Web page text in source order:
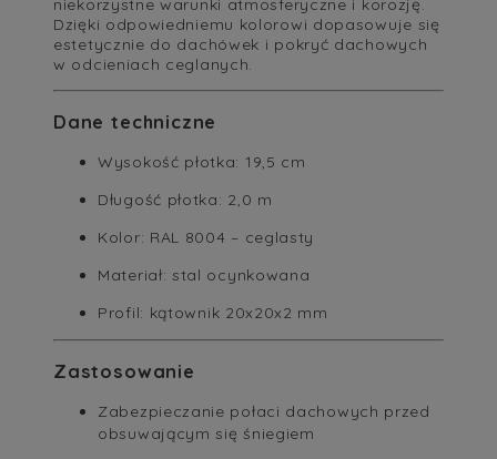
niekorzystne warunki atmosferyczne i korozję.
Dzięki odpowiedniemu kolorowi dopasowuje się
estetycznie do dachówek i pokryć dachowych
w odcieniach ceglanych.
Dane techniczne
Wysokość płotka: 19,5 cm
Długość płotka: 2,0 m
Kolor: RAL 8004 – ceglasty
Materiał: stal ocynkowana
Profil: kątownik 20x20x2 mm
Zastosowanie
Zabezpieczanie połaci dachowych przed
obsuwającym się śniegiem